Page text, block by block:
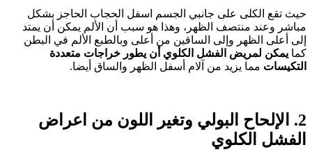
حيث تقع الكلى على جانبي الجسم اسفل الحجاب الحاجز بشكل
مباشر وعند منتصف الظهر، وهذا هو سبب أن الألم يمكن أن يمتد
إلى أعلى الظهر وإلى الساقين من أعلى وبالطبع الألم في البطن
كما يمكن لمريض الفشل الكلوي أن يطور خراجات متعددة
التكيسات مما يزيد من آلام أسفل الظهر والساق أيضا.
2. الإلحاح البولي وتغير اللون من اعراض
الفشل الكلوي